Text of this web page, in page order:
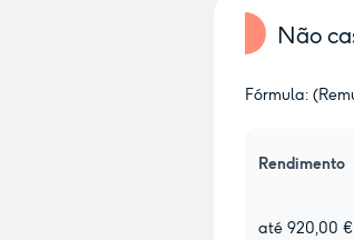
Não
Fórmula:
Rendimento
até 920,00 €